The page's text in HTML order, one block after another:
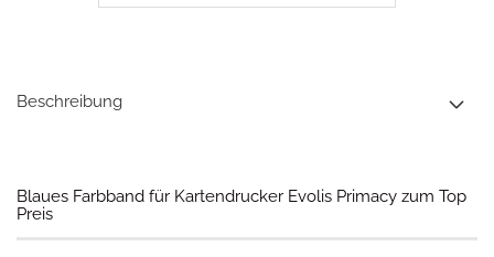
Beschreibung
Blaues Farbband für Kartendrucker Evolis Primacy zum Top
Preis